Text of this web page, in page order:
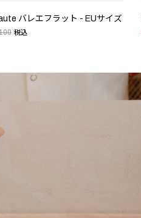
バレエフラット - EUサイズ
税込